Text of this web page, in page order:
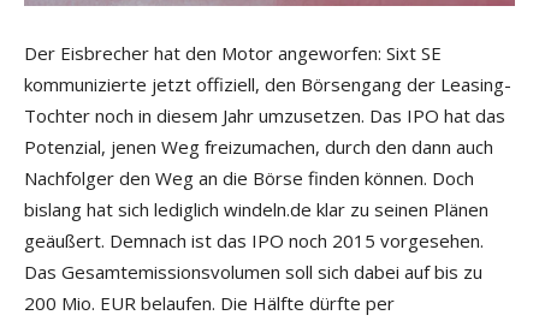
Der Eisbrecher hat den Motor angeworfen: Sixt SE
kommunizierte jetzt offiziell, den Börsengang der Leasing-
Tochter noch in diesem Jahr umzusetzen. Das IPO hat das
Potenzial, jenen Weg freizumachen, durch den dann auch
Nachfolger den Weg an die Börse finden können. Doch
bislang hat sich lediglich windeln.de klar zu seinen Plänen
geäußert. Demnach ist das IPO noch 2015 vorgesehen.
Das Gesamtemissionsvolumen soll sich dabei auf bis zu
200 Mio. EUR belaufen. Die Hälfte dürfte per